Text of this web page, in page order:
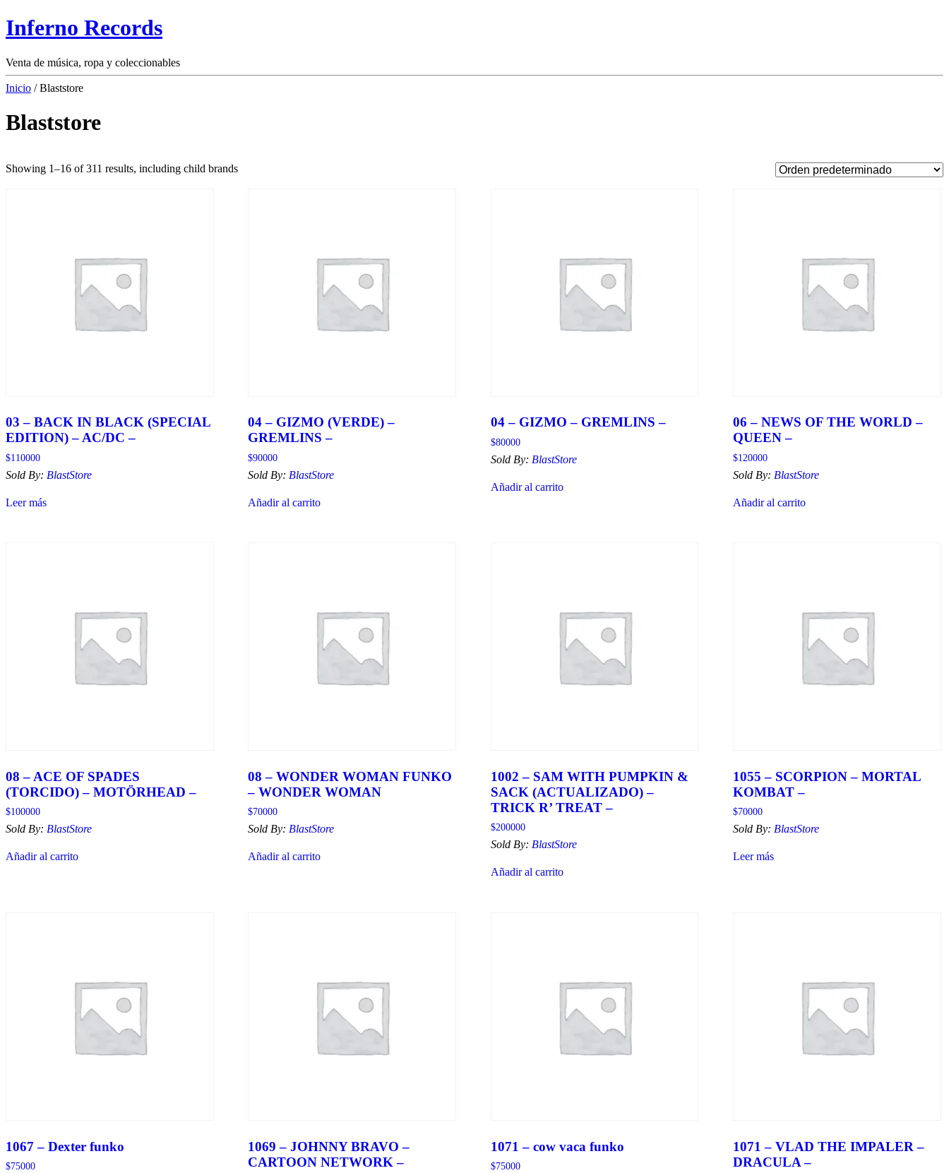
Inferno Records
Venta de música, ropa y coleccionables
Inicio / Blaststore
Blaststore
Showing 1–16 of 311 results, including child brands
03 – BACK IN BLACK (SPECIAL
EDITION) – AC/DC –
$110000
Sold By: BlastStore
Leer más
04 – GIZMO (VERDE) –
GREMLINS –
$90000
Sold By: BlastStore
Añadir al carrito
04 – GIZMO – GREMLINS –
$80000
Sold By: BlastStore
Añadir al carrito
06 – NEWS OF THE WORLD –
QUEEN –
$120000
Sold By: BlastStore
Añadir al carrito
08 – ACE OF SPADES
(TORCIDO) – MOTÖRHEAD –
$100000
Sold By: BlastStore
Añadir al carrito
08 – WONDER WOMAN FUNKO
– WONDER WOMAN
$70000
Sold By: BlastStore
Añadir al carrito
1002 – SAM WITH PUMPKIN &
SACK (ACTUALIZADO) –
TRICK R’ TREAT –
$200000
Sold By: BlastStore
Añadir al carrito
1055 – SCORPION – MORTAL
KOMBAT –
$70000
Sold By: BlastStore
Leer más
1067 – Dexter funko
$75000
1069 – JOHNNY BRAVO –
CARTOON NETWORK –
1071 – cow vaca funko
$75000
1071 – VLAD THE IMPALER –
DRACULA –